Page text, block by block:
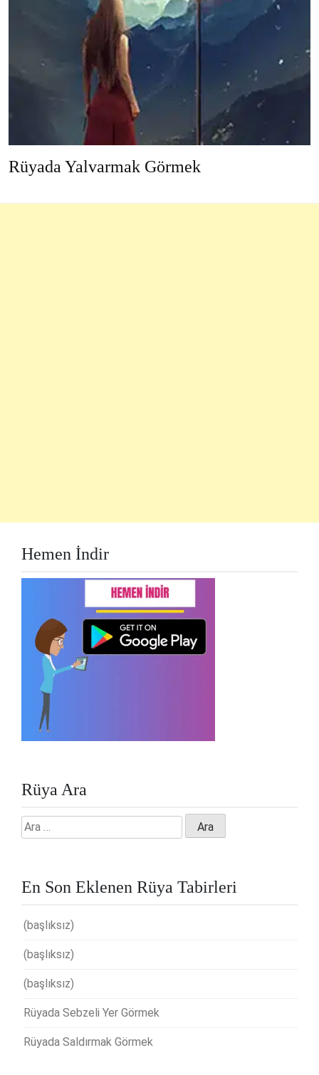
Rüyada Yalvarmak Görmek
Hemen İndir
Rüya Ara
Arama:
En Son Eklenen Rüya Tabirleri
(başlıksız)
(başlıksız)
(başlıksız)
Rüyada Sebzeli Yer Görmek
Rüyada Saldırmak Görmek